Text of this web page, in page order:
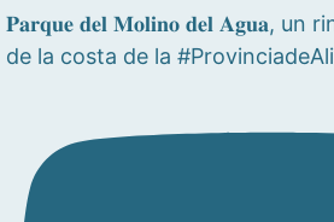
𝐏𝐚𝐫𝐪𝐮𝐞 𝐝𝐞𝐥 𝐌𝐨𝐥𝐢𝐧𝐨 𝐝𝐞𝐥 𝐀𝐠𝐮𝐚, un
de la costa de la